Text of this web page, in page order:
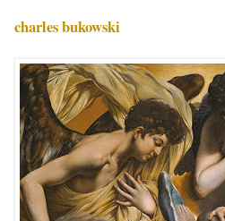
charles bukowski